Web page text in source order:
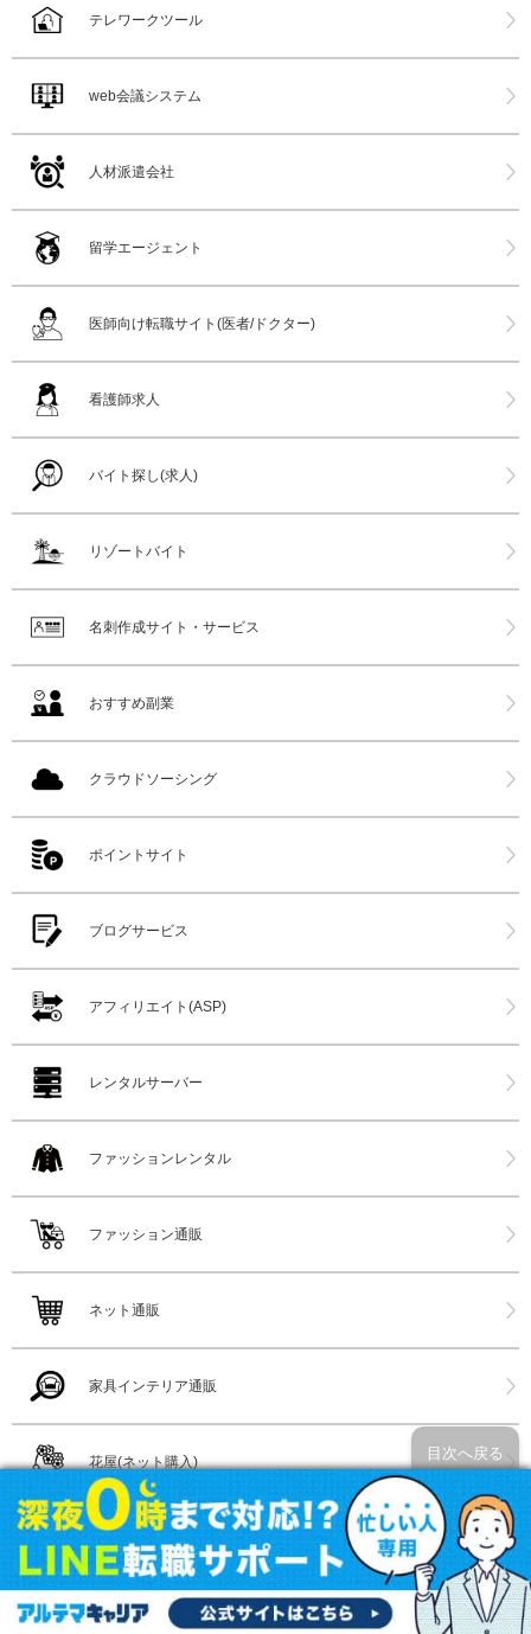
テレワークツール
web会議システム
人材派遣会社
留学エージェント
医師向け転職サイト(医者/ドクター)
看護師求人
バイト探し(求人)
リゾートバイト
名刺作成サイト・サービス
おすすめ副業
クラウドソーシング
ポイントサイト
ブログサービス
アフィリエイト(ASP)
レンタルサーバー
ファッションレンタル
ファッション通販
ネット通販
家具インテリア通販
花屋(ネット購入)
コンタクトレンズ販売店
メガネ店
目次へ戻る